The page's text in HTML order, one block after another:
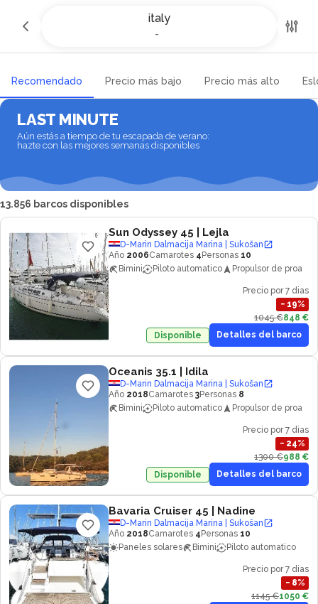
italy
-
Alquiler de yates y barcos en
Italia
Recomendado Precio más bajo Precio más alto
LAST MINUTE
Aún estás a tiempo de tu escapada de verano:
hazte con las mejores semanas disponibles
13.856 barcos disponibles
Sun Odyssey 45 | Lejla
D-Marin Dalmacija Marina | Sukošan
Año 2006Camarotes 4 Personas 10
Bimini
Piloto automatico Propulsor de proa
Precio por 7 dias
− 19%
1045 €848 €
Disponible
Detalles del barco
Oceanis 35.1 | Idila
D-Marin Dalmacija Marina | Sukošan
Año 2018Camarotes 3Personas 8
Bimini
Piloto automatico Propulsor de proa
Precio por 7 dias
− 24%
1300 €988 €
Disponible
Detalles del barco
Bavaria Cruiser 45 | Nadine
D-Marin Dalmacija Marina | Sukošan
Año 2018Camarotes 4 Personas 10
Paneles solares
Bimini Piloto automatico
Precio por 7 dias
− 8%
1145 €1050 €